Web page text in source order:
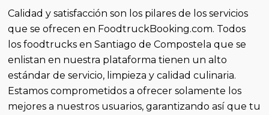
Calidad y satisfacción son los pilares de los servicios
que se ofrecen en FoodtruckBooking.com. Todos
los foodtrucks en Santiago de Compostela que se
enlistan en nuestra plataforma tienen un alto
estándar de servicio, limpieza y calidad culinaria.
Estamos comprometidos a ofrecer solamente los
mejores a nuestros usuarios, garantizando así que tu